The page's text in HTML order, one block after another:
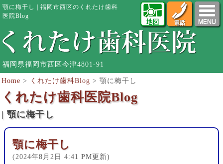
顎に梅干し | 福岡市西区のくれたけ歯科
医院Blog
福岡県福岡市西区今津4801-91
Home > くれたけ歯科Blog > 顎に梅干し
くれたけ歯科医院Blog
| 顎に梅干し
顎に梅干し
(2024年8月2日 4:41 PM更新)